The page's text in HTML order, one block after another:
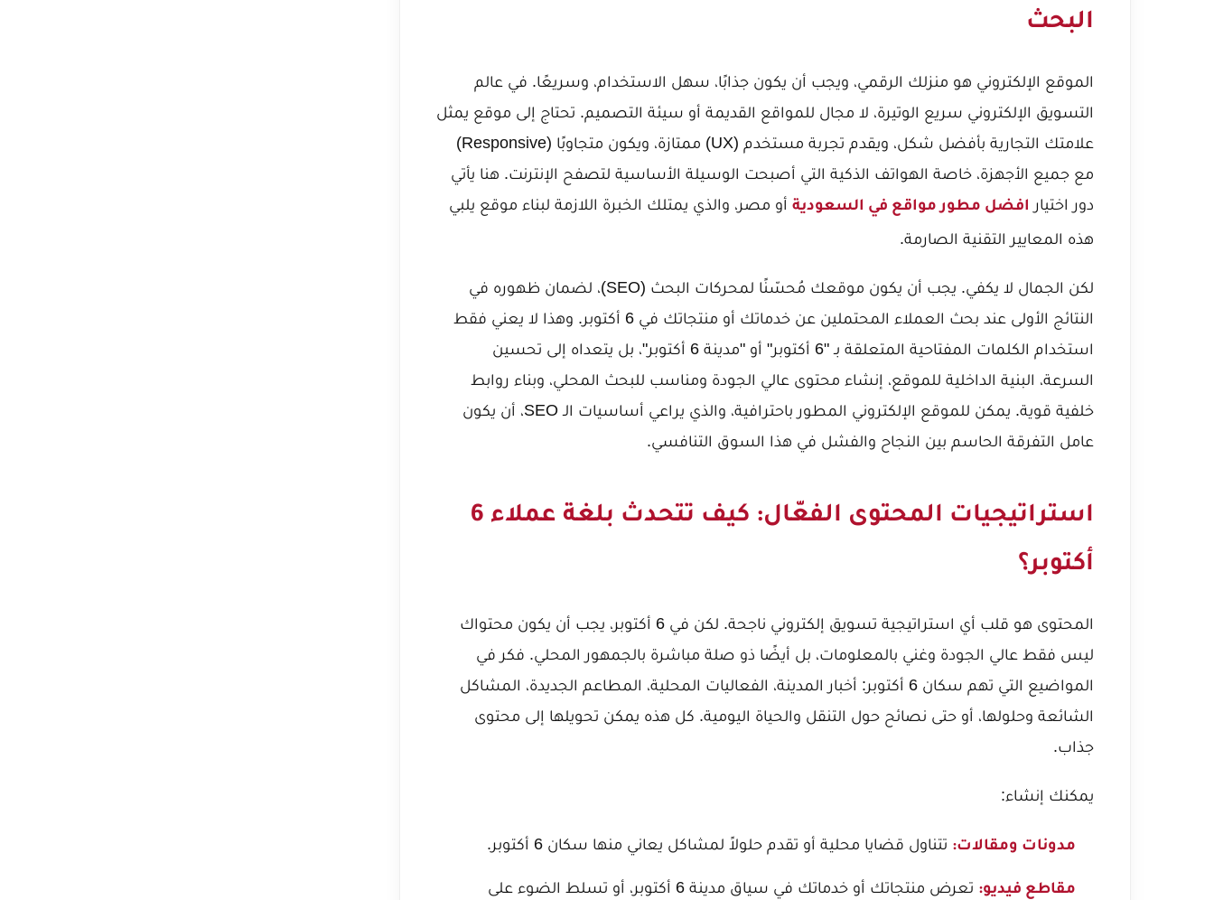
البحث
الموقع الإلكتروني هو منزلك الرقمي، ويجب أن يكون جذابًا، سهل الاستخدام، وسريعًا. في عالم
التسويق الإلكتروني سريع الوتيرة، لا مجال للمواقع القديمة أو سيئة التصميم. تحتاج إلى موقع يمثل
علامتك التجارية بأفضل شكل، ويقدم تجربة مستخدم (UX) ممتازة، ويكون متجاوبًا (Responsive)
مع جميع الأجهزة، خاصة الهواتف الذكية التي أصبحت الوسيلة الأساسية لتصفح الإنترنت. هنا يأتي
دور اختيار افضل مطور مواقع في السعودية أو مصر، والذي يمتلك الخبرة اللازمة لبناء موقع يلبي
هذه المعايير التقنية الصارمة.
لكن الجمال لا يكفي. يجب أن يكون موقعك مُحسّنًا لمحركات البحث (SEO)، لضمان ظهوره في
النتائج الأولى عند بحث العملاء المحتملين عن خدماتك أو منتجاتك في 6 أكتوبر. وهذا لا يعني فقط
استخدام الكلمات المفتاحية المتعلقة بـ "6 أكتوبر" أو "مدينة 6 أكتوبر"، بل يتعداه إلى تحسين
السرعة، البنية الداخلية للموقع، إنشاء محتوى عالي الجودة ومناسب للبحث المحلي، وبناء روابط
خلفية قوية. يمكن للموقع الإلكتروني المطور باحترافية، والذي يراعي أساسيات الـ SEO، أن يكون
عامل التفرقة الحاسم بين النجاح والفشل في هذا السوق التنافسي.
استراتيجيات المحتوى الفعّال: كيف تتحدث بلغة عملاء 6
أكتوبر؟
المحتوى هو قلب أي استراتيجية تسويق إلكتروني ناجحة. لكن في 6 أكتوبر، يجب أن يكون محتواك
ليس فقط عالي الجودة وغني بالمعلومات، بل أيضًا ذو صلة مباشرة بالجمهور المحلي. فكر في
المواضيع التي تهم سكان 6 أكتوبر: أخبار المدينة، الفعاليات المحلية، المطاعم الجديدة، المشاكل
الشائعة وحلولها، أو حتى نصائح حول التنقل والحياة اليومية. كل هذه يمكن تحويلها إلى محتوى
جذاب.
يمكنك إنشاء:
مدونات ومقالات: تتناول قضايا محلية أو تقدم حلولاً لمشاكل يعاني منها سكان 6 أكتوبر.
مقاطع فيديو:
تعرض منتجاتك أو خدماتك في سياق مدينة 6 أكتوبر، أو تسلط الضوء على